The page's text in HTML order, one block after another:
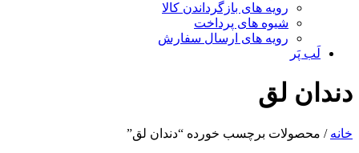
رویه های بازگرداندن کالا
شیوه های پرداخت
رویه های ارسال سفارش
لَب پَر
دندان لق
خانه / محصولات برچسب خورده “دندان لق”